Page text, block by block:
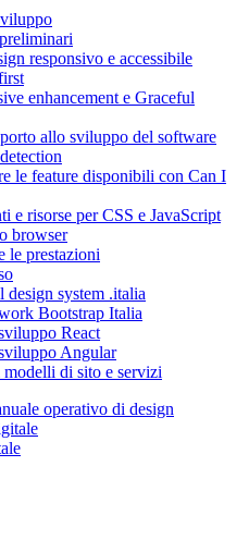
responsivo e accessibile
enhancement e Graceful
allo sviluppo del software
le feature disponibili con Can I
e risorse per CSS e JavaScript
browser
le prestazioni
system .italia
Bootstrap Italia
React
Angular
di sito e servizi
operativo di design